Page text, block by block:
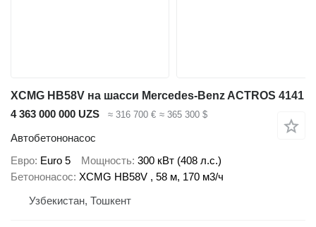
XCMG HB58V на шасси Mercedes-Benz ACTROS 4141
4 363 000 000 UZS
≈ 316 700 € ≈ 365 300 $
Автобетононасос
Евро Euro 5 Мощность 300 кВт (408 л.с.)
Бетононасос XCMG HB58V , 58 м, 170 м3/ч
Узбекистан, Тошкент